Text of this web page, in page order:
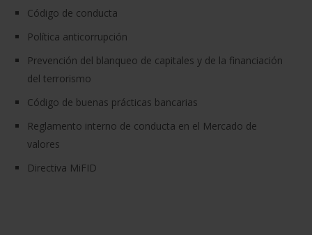
Código de conducta
Política anticorrupción
Prevención del blanqueo de capitales y de la financiación
del terrorismo
Código de buenas prácticas bancarias
Reglamento interno de conducta en el Mercado de
valores
Directiva MiFID